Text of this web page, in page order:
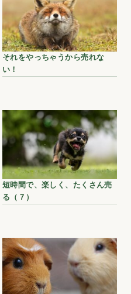
それをやっちゃうから売れな
い！
短時間で、楽しく、たくさん売
る（７）